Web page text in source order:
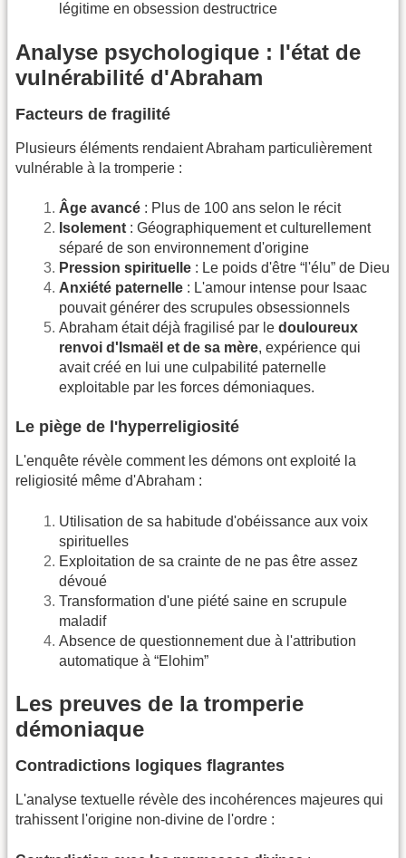
légitime en obsession destructrice
Analyse psychologique : l'état de
vulnérabilité d'Abraham
Facteurs de fragilité
Plusieurs éléments rendaient Abraham particulièrement
vulnérable à la tromperie :
Âge avancé : Plus de 100 ans selon le récit
Isolement : Géographiquement et culturellement
séparé de son environnement d'origine
Pression spirituelle : Le poids d'être “l'élu” de Dieu
Anxiété paternelle : L'amour intense pour Isaac
pouvait générer des scrupules obsessionnels
Abraham était déjà fragilisé par le douloureux
renvoi d'Ismaël et de sa mère, expérience qui
avait créé en lui une culpabilité paternelle
exploitable par les forces démoniaques.
Le piège de l'hyperreligiosité
L'enquête révèle comment les démons ont exploité la
religiosité même d'Abraham :
Utilisation de sa habitude d'obéissance aux voix
spirituelles
Exploitation de sa crainte de ne pas être assez
dévoué
Transformation d'une piété saine en scrupule
maladif
Absence de questionnement due à l'attribution
automatique à “Elohim”
Les preuves de la tromperie
démoniaque
Contradictions logiques flagrantes
L'analyse textuelle révèle des incohérences majeures qui
trahissent l'origine non-divine de l'ordre :